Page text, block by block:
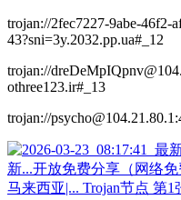
trojan://2fec7227-9abe-46f2-
43?sni=3y.2032.pp.ua#_12
trojan://
othree123.ir#_13
trojan://